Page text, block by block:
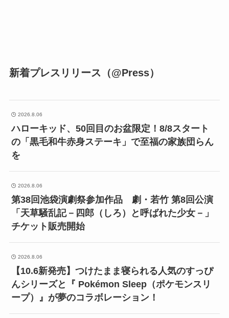
新着プレスリリース（@Press）
2026.8.06
ハローキッド、50回目のお盆限定！8/8スタート
の「黒毛和牛赤身ステーキ」で至福の家族団らん
を
2026.8.06
第38回池袋演劇祭参加作品 劇・若竹 第8回公演
「天草騒乱記－四郎（しろ）と呼ばれた少女－」
チケット販売開始
2026.8.06
【10.6新発売】つけたまま寝られる人気のすっぴ
んシリーズと『 Pokémon Sleep（ポケモンスリ
ープ）』が夢のコラボレーション！